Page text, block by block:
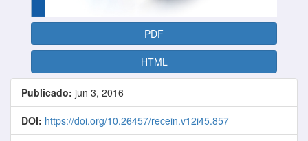
PDF
HTML
Publicado: jun 3, 2016
DOI: https://doi.org/10.26457/recein.v12i45.857